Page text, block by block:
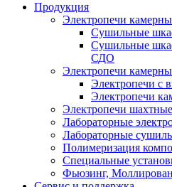
Продукция
Электропечи
Сушильные
Сушильные
СДО
Электропечи
Электропечи
Электропечи
Электропечи шахтные
Лабораторные
Лабораторные
Полимеризация
Специальные
Фьюзинг,